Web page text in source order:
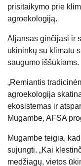
prisitaikymo prie
agroekologiją.
Aljansas ginčijasi ir
ūkininkų su klimatu
saugumo iššūkiams.
„Remiantis
agroekologija
ekosistemas ir
Mugambe, AFSA
Mugambe teigia,
sujungti. „Kai
medžiagų, vietos